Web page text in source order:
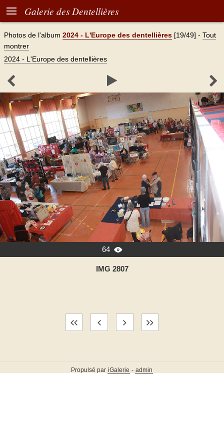
 Galerie des Dentellières
Photos de l'album 2024 - L'Europe des dentellières [19/49] - Tout
montrer
2024 - L'Europe des dentellières
  
64 
IMG 2807
Propulsé par iGalerie - admin